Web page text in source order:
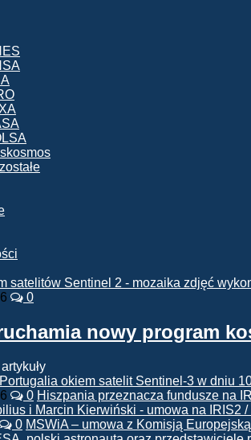
0
nowy program
0 Hiszpania przeznacza fundusze na
0 MSWiA – umowa z Komisją